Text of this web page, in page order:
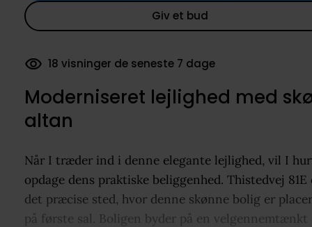
Giv et bud
18 visninger de seneste 7 dage
289 dokumenter downloadet
Moderniseret lejlighed med
altan
Når I træder ind i denne elegante lejlighed, vil I
opdage dens praktiske beliggenhed. Thistedvej 81E
det præcise sted, hvor denne skønne bolig er
på første sal. Boligen byder på en velgennemtænkt